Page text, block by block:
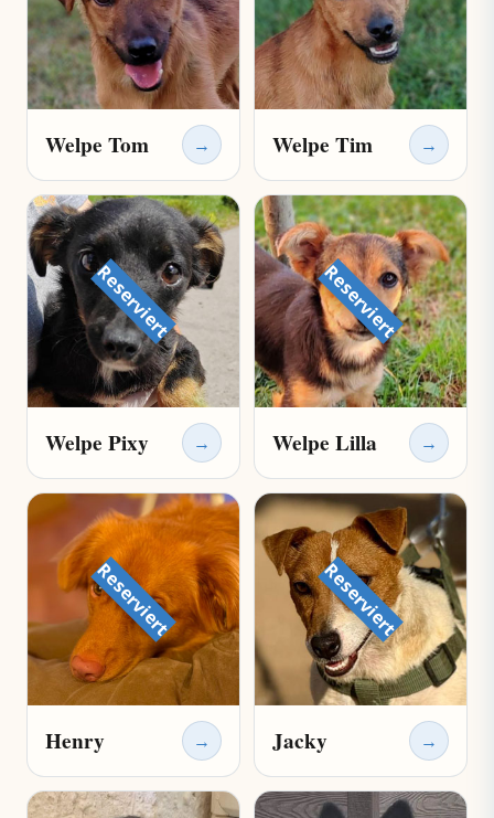
Welpe Tom → Welpe Tim →
Reserviert
Welpe Pixy →
Reserviert
Welpe Lilla →
Reserviert
Henry →
Reserviert
Jacky →